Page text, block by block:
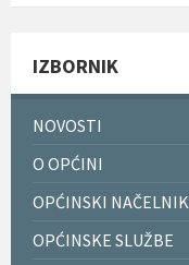
IZBORNIK
NOVOSTI
O OPĆINI
OPĆINSKI NAČELNIK
OPĆINSKE SLUŽBE